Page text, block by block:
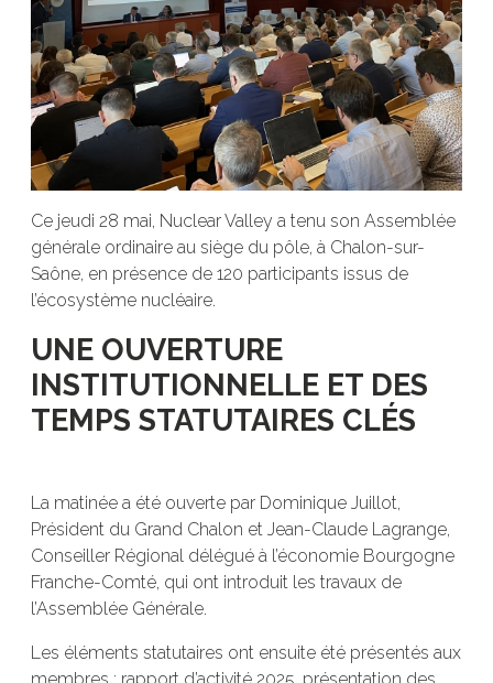
Ce jeudi 28 mai, Nuclear Valley a tenu son Assemblée
générale ordinaire au siège du pôle, à Chalon-sur-
Saône, en présence de 120 participants issus de
l’écosystème nucléaire.
UNE OUVERTURE
INSTITUTIONNELLE ET DES
TEMPS STATUTAIRES CLÉS
La matinée a été ouverte par Dominique Juillot,
Président du Grand Chalon et Jean-Claude Lagrange,
Conseiller Régional délégué à l’économie Bourgogne
Franche-Comté, qui ont introduit les travaux de
l’Assemblée Générale.
Les éléments statutaires ont ensuite été présentés aux
membres : rapport d’activité 2025, présentation des